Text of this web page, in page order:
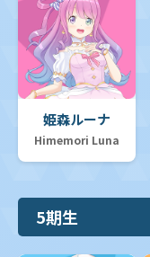
姫森ルーナ
Himemori Luna
5期生